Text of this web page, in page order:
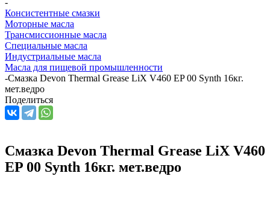
Консистентные смазки
Моторные масла
Трансмиссионные масла
Специальные масла
Индустриальные масла
Масла для пищевой промышленности
-Смазка Devon Thermal Grease LiX V460 EP 00 Synth 16кг.
мет.ведро
Поделиться
Смазка Devon Thermal Grease LiX V460
EP 00 Synth 16кг. мет.ведро